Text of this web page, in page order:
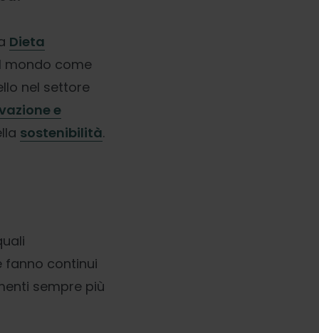
Dieta
mondo come
nel settore
e
sostenibilità.
continui
sempre più